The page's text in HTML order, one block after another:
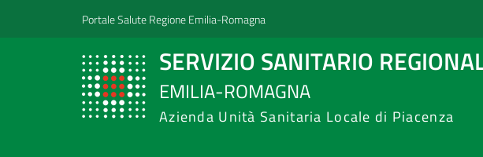
Vai al contenuto
Vai alla navigazionePortale Salute Regione Emilia-Romagna
SERVIZIO SANITARIO
EMILIA-ROMAGNA
Azienda Unità Sanitaria Locale di Piacenza